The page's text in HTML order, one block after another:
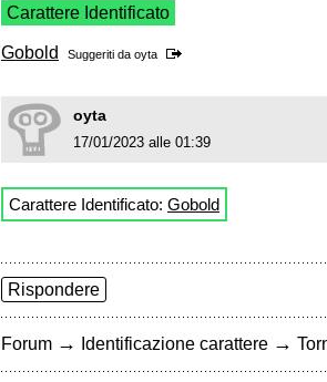
Carattere Identificato
Gobold Suggeriti da oyta
oyta
17/01/2023 alle 01:39
Carattere Identificato: Gobold
Rispondere
Forum → Identificazione carattere →